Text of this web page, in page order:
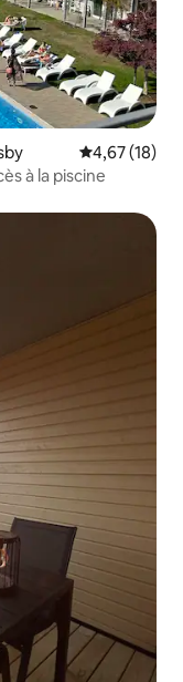
Évaluation
4,67 (18)
à la piscine